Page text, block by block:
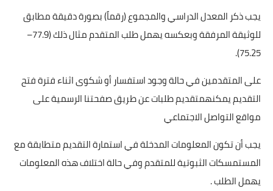
يجب ذكر المعدل الدراسي والمجموع (رقماً) بصورة دقيقة مطابق
للوثيقة المرفقة وبعكسه يهمل طلب المتقدم مثال ذلك (77.9–
75.25).
على المتقدمين في حالة وجود استفسار أو شكوى اثناء فترة فتح
التقديم يمكنهمتقديم طلبات عن طريق صفحتنا الرسمية على
مواقع التواصل الاجتماعي
يجب أن تكون المعلومات المدخلة في استمارة التقديم متطابقة مع
المستمسكات الثبوتية للمتقدم وفي حالة اختلاف هذه المعلومات
يهمل الطلب .